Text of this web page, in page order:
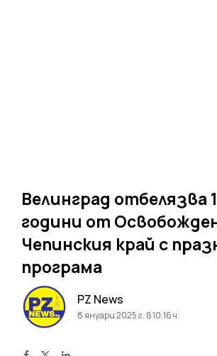
Велинград отбелязва
години от
Чепинския край с
програма
PZ News
8 януари 2025 г. в 10:16 ч.